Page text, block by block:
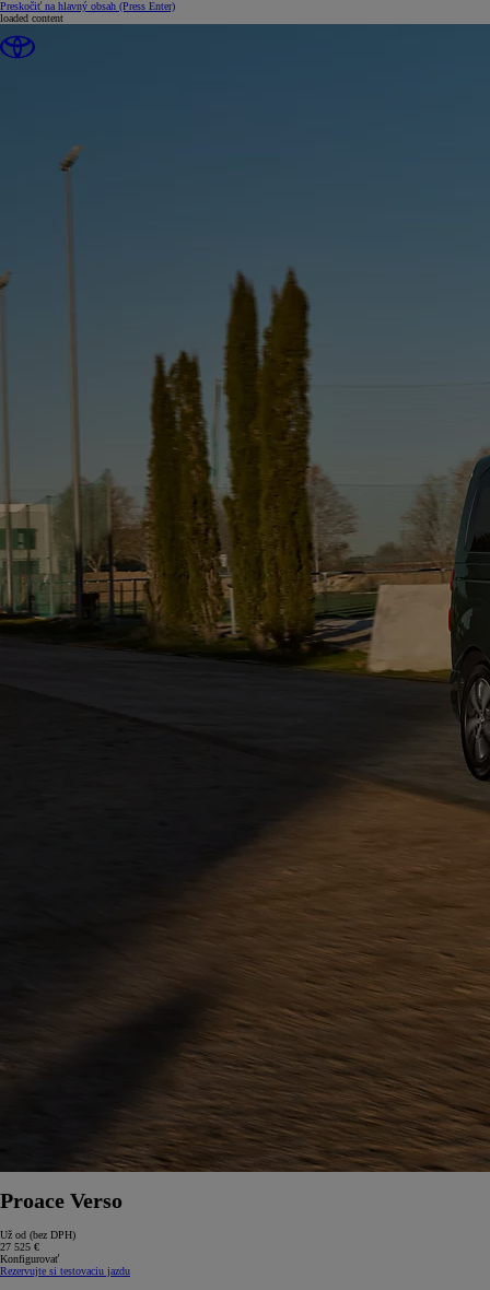
Preskočiť na hlavný obsah (Press Enter)
loaded content
Proace Verso
Už od (bez DPH)
27 525 €
Konfigurovať
Rezervujte si testovaciu jazdu